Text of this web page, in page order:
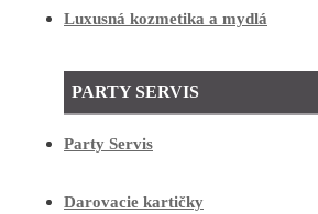
Luxusná kozmetika a mydlá
PARTY SERVIS
Party Servis
Darovacie kartičky